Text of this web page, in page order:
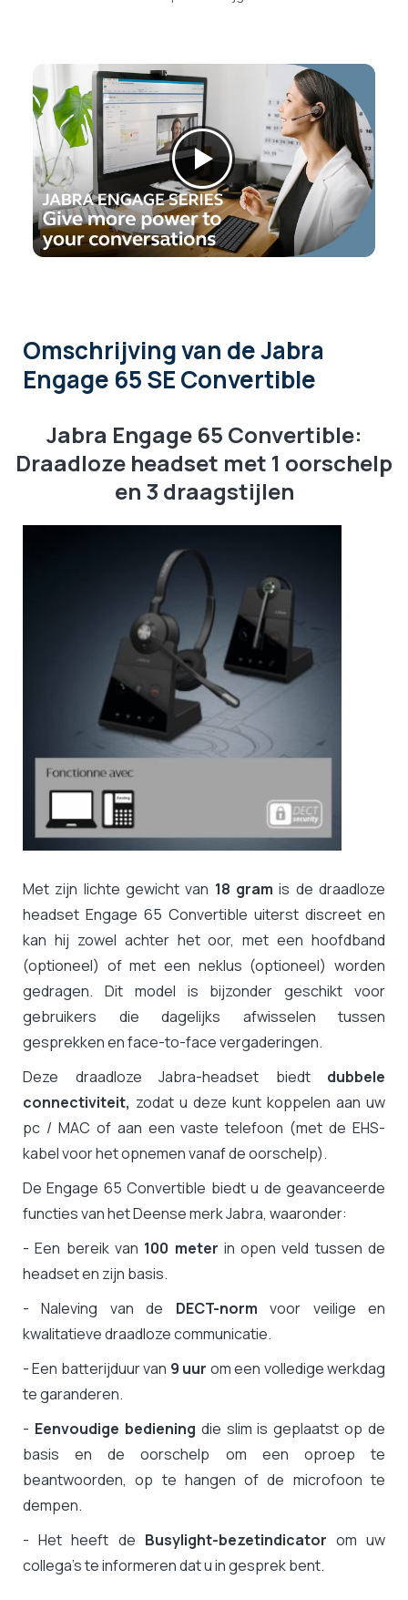
Omschrijvingvan de Jabra
Engage 65 SE Convertible
Jabra Engage 65 Convertible:
Draadloze headset met 1 oorschelp
en 3 draagstijlen
Met zijn lichte gewicht van 18 gram is de draadloze
headset Engage 65 Convertible uiterst discreet en
kan hij zowel achter het oor, met een hoofdband
(optioneel) of met een neklus (optioneel) worden
gedragen. Dit model is bijzonder geschikt voor
gebruikers die dagelijks afwisselen tussen
gesprekken en face-to-face vergaderingen.
Deze draadloze Jabra-headset biedt dubbele
connectiviteit, zodat u deze kunt koppelen aan uw
pc / MAC of aan een vaste telefoon (met de EHS-
kabel voor het opnemen vanaf de oorschelp).
De Engage 65 Convertible biedt u de geavanceerde
functies van het Deense merk Jabra, waaronder:
- Een bereik van 100 meter in open veld tussen de
headset en zijn basis.
- Naleving van de DECT-norm voor veilige en
kwalitatieve draadloze communicatie.
- Een batterijduur van 9 uur om een volledige werkdag
te garanderen.
- Eenvoudige bediening die slim is geplaatst op de
basis en de oorschelp om een oproep te
beantwoorden, op te hangen of de microfoon te
dempen.
- Het heeft de Busylight-bezetindicator om uw
collega's te informeren dat u in gesprek bent.